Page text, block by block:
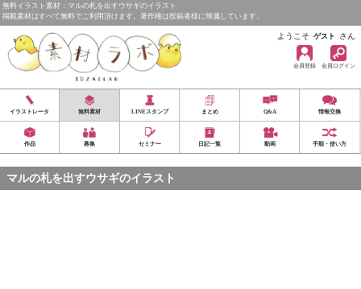
無料イラスト素材：マルの札を出すウサギのイラスト
掲載素材はすべて無料でご利用頂けます。著作権は投稿者様に帰属しています。
ようこそ ゲスト さん
会員登録 会員ログイン
イラストレータ 無料素材 LINEスタンプ まとめ Q&A 情報交換
作品 募集 セミナー 日記一覧 動画 手順・使い方
マルの札を出すウサギのイラスト